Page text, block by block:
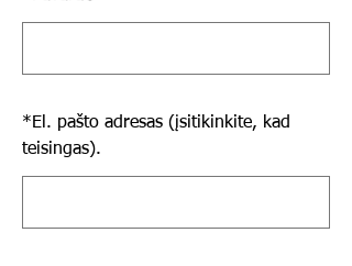
*El. pašto adresas (įsitikinkite, kad
teisingas).